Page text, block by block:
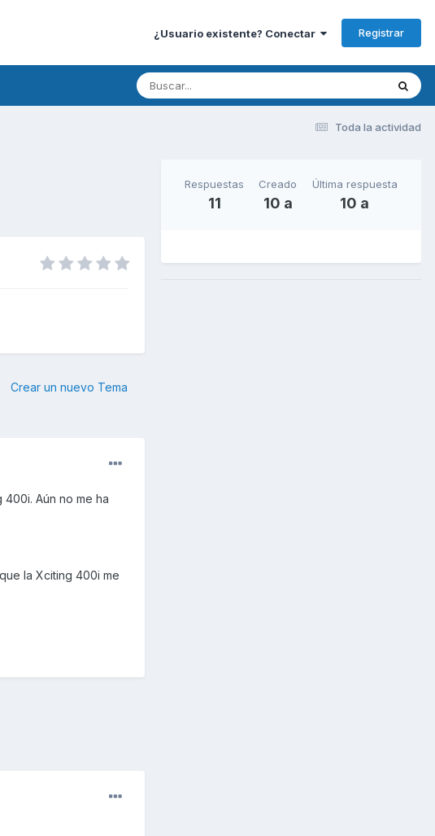
¿Usuario existente? Conectar Registrar
Toda la actividad
Crear un nuevo Tema
Aún no me ha
la Xciting 400i me
Respuestas
11
Creado
10 a
Última respuesta
10 a